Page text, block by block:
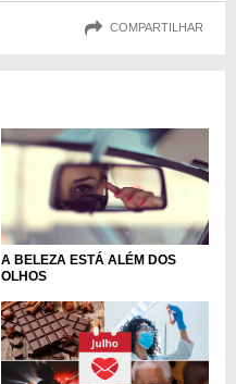
COMPARTILHAR
A BELEZA ESTÁ ALÉM DOS
OLHOS